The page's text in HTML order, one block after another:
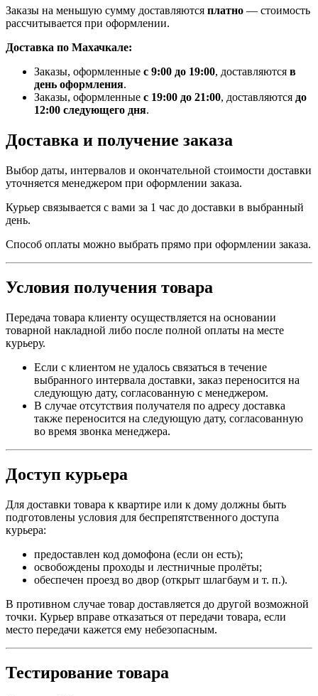
Заказы на меньшую сумму доставляются платно — стоимость
рассчитывается при оформлении.
Доставка по Махачкале:
Заказы, оформленные с 9:00 до 19:00, доставляются в
день оформления.
Заказы, оформленные с 19:00 до 21:00, доставляются до
12:00 следующего дня.
Доставка и получение заказа
Выбор даты, интервалов и окончательной стоимости доставки
уточняется менеджером при оформлении заказа.
Курьер связывается с вами за 1 час до доставки в выбранный
день.
Способ оплаты можно выбрать прямо при оформлении заказа.
Условия получения товара
Передача товара клиенту осуществляется на основании
товарной накладной либо после полной оплаты на месте
курьеру.
Если с клиентом не удалось связаться в течение
выбранного интервала доставки, заказ переносится на
следующую дату, согласованную с менеджером.
В случае отсутствия получателя по адресу доставка
также переносится на следующую дату, согласованную
во время звонка менеджера.
Доступ курьера
Для доставки товара к квартире или к дому должны быть
подготовлены условия для беспрепятственного доступа
курьера:
предоставлен код домофона (если он есть);
освобождены проходы и лестничные пролёты;
обеспечен проезд во двор (открыт шлагбаум и т. п.).
В противном случае товар доставляется до другой возможной
точки. Курьер вправе отказаться от передачи товара, если
место передачи кажется ему небезопасным.
Тестирование товара